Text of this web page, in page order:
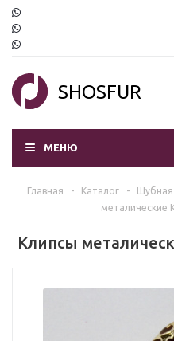
SHOSFUR
МЕНЮ
Главная - Каталог - Шубная
металические
Клипсы